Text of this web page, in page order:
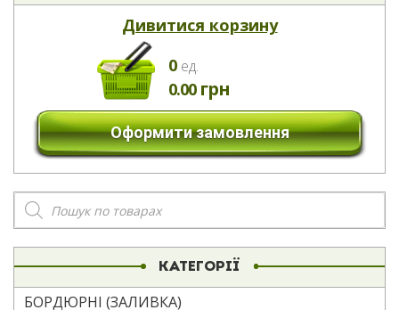
Дивитися корзину
0eд.
0.00 грн
Оформити замовлення
Пошук
товарів
КАТЕГОРІЇ
БОРДЮРНІ (ЗАЛИВКА)